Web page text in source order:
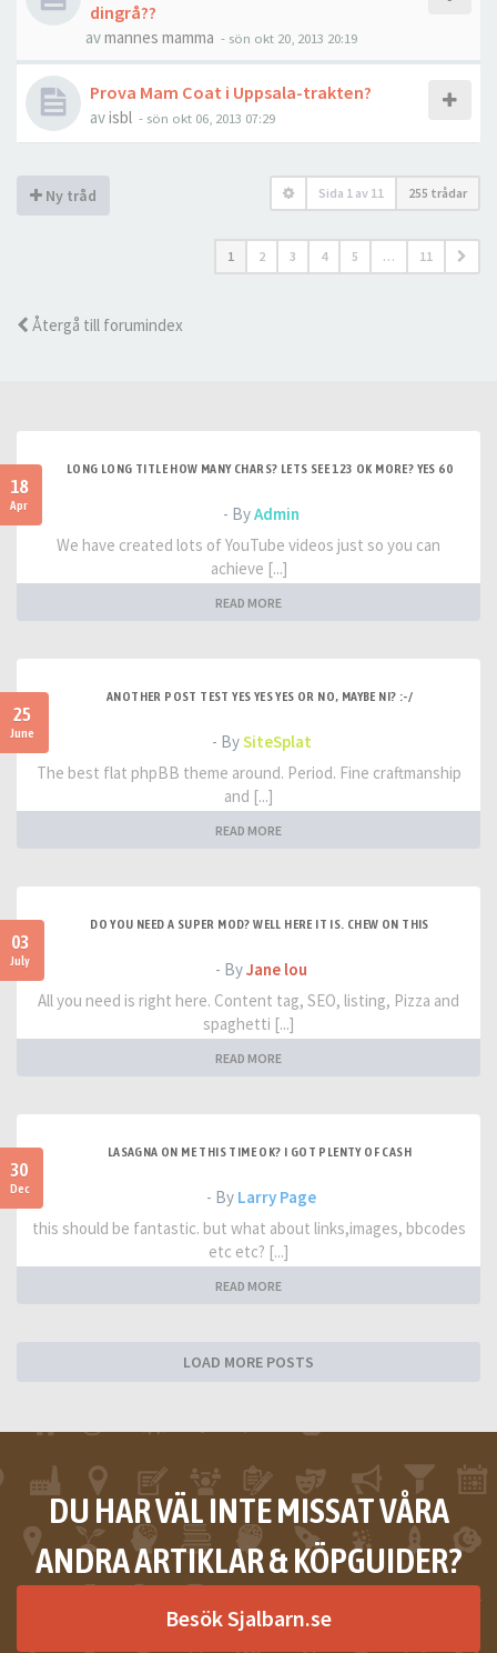
dingrå??
avmannes mamma - sön okt 20, 2013 20:19
Prova Mam Coat i Uppsala-trakten?
avisbl - sön okt 06, 2013 07:29
Ny tråd Sida 1 av 11 255 trådar
1 2 3 4 5 … 11
Återgå till forumindex
18
Apr
LONG LONG TITLE HOW MANY CHARS? LETS SEE 123 OK MORE? YES 60
- ByAdmin
We have created lots of YouTube videos just so you can
achieve [...]
READ MORE
25
June
ANOTHER POST TEST YES YES YES OR NO, MAYBE NI? :-/
- BySiteSplat
The best flat phpBB theme around. Period. Fine craftmanship
and [...]
READ MORE
03
July
DO YOU NEED A SUPER MOD? WELL HERE IT IS. CHEW ON THIS
- ByJane lou
All you need is right here. Content tag, SEO, listing, Pizza and
spaghetti [...]
READ MORE
30
Dec
LASAGNA ON ME THIS TIME OK? I GOT PLENTY OF CASH
- By Larry Page
this should be fantastic. but what about links,images, bbcodes
etc etc? [...]
READ MORE
LOAD MORE POSTS
DU HAR VÄL INTE MISSAT VÅRA
ANDRA ARTIKLAR & KÖPGUIDER?
Besök Sjalbarn.se